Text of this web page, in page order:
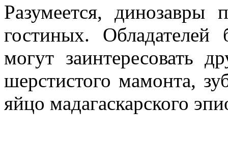
Разумеется, динозавры
гостиных. Обладателей
могут заинтересовать
шерстистого мамонта,
яйцо мадагаскарского